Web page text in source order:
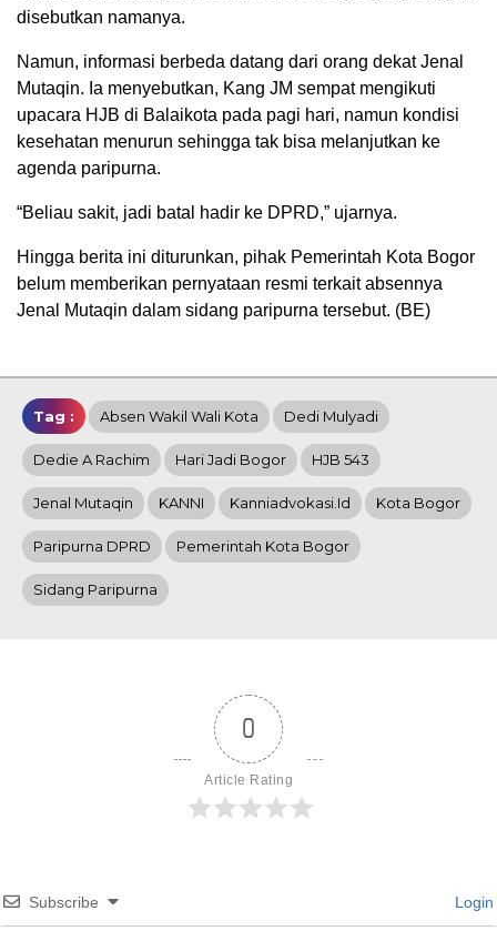
disebutkan namanya.
Namun, informasi berbeda datang dari orang dekat Jenal
Mutaqin. Ia menyebutkan, Kang JM sempat mengikuti
upacara HJB di Balaikota pada pagi hari, namun kondisi
kesehatan menurun sehingga tak bisa melanjutkan ke
agenda paripurna.
“Beliau sakit, jadi batal hadir ke DPRD,” ujarnya.
Hingga berita ini diturunkan, pihak Pemerintah Kota Bogor
belum memberikan pernyataan resmi terkait absennya
Jenal Mutaqin dalam sidang paripurna tersebut. (BE)
Tag : Absen Wakil Wali Kota Dedi Mulyadi
Dedie A Rachim Hari Jadi Bogor HJB 543
Jenal Mutaqin KANNI Kanniadvokasi.id Kota Bogor
Paripurna DPRD Pemerintah Kota Bogor
Sidang Paripurna
0
Article Rating
Subscribe Login